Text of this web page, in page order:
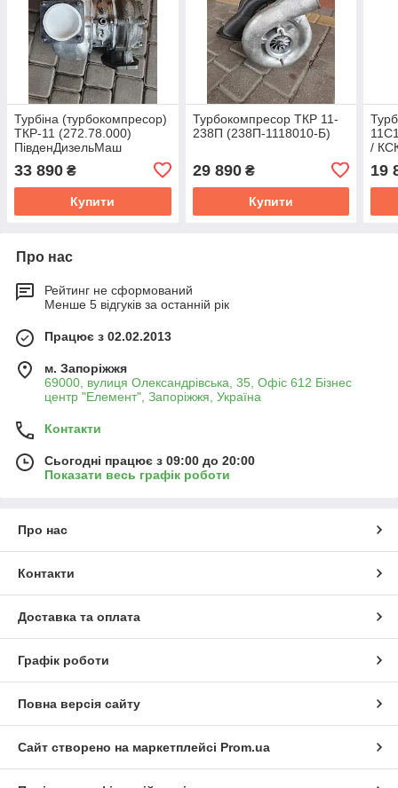
Турбіна (турбокомпресор)
ТКР-11 (272.78.000)
ПівденДизельМаш
33 890 ₴
Купити
Турбокомпресор ТКР 11-
238П (238П-1118010-Б)
29 890₴
Купити
/
19
Про нас
Рейтинг не сформований
Менше 5 відгуків за останній рік
Працює з 02.02.2013
м. Запоріжжя
69000, вулиця Олександрівська, 35, Офіс 612 Бізнес
центр "Елемент", Запоріжжя, Україна
Контакти
Сьогодні працює з 09:00 до 20:00
Показати весь графік роботи
Про нас
Контакти
Доставка та оплата
Графік роботи
Повна версія сайту
Сайт створено на маркетплейсі Prom.ua